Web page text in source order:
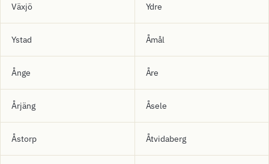
Växjö Ydre
Ystad Åmål
Ånge Åre
Årjäng Åsele
Åstorp Åtvidaberg